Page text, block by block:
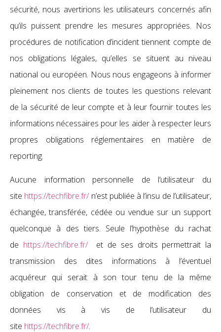
sécurité, nous avertirions les utilisateurs concernés afin
qu’ils puissent prendre les mesures appropriées. Nos
procédures de notification d’incident tiennent compte de
nos obligations légales, qu’elles se situent au niveau
national ou européen. Nous nous engageons à informer
pleinement nos clients de toutes les questions relevant
de la sécurité de leur compte et à leur fournir toutes les
informations nécessaires pour les aider à respecter leurs
propres obligations réglementaires en matière de
reporting.
Aucune information personnelle de l’utilisateur du
site https://techfibre.fr/ n’est publiée à l’insu de l’utilisateur,
échangée, transférée, cédée ou vendue sur un support
quelconque à des tiers. Seule l’hypothèse du rachat
de https://techfibre.fr/et de ses droits permettrait la
transmission des dites informations à l’éventuel
acquéreur qui serait à son tour tenu de la même
obligation de conservation et de modification des
données vis à vis de l’utilisateur du
site https://techfibre.fr/.